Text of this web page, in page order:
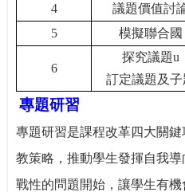
4 議題價值討
5
模擬聯合國
6
探究議題u
訂定議題及子
專題研習
專題研習是課程改革四大關
教策略，推動學生發揮自我
戰性的問題開始，讓學生有機